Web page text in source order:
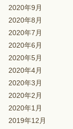
2020年9月
2020年8月
2020年7月
2020年6月
2020年5月
2020年4月
2020年3月
2020年2月
2020年1月
2019年12月